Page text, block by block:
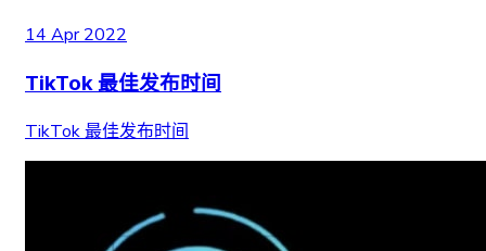
14 Apr 2022
TikTok 最佳发布时间
TikTok 最佳发布时间